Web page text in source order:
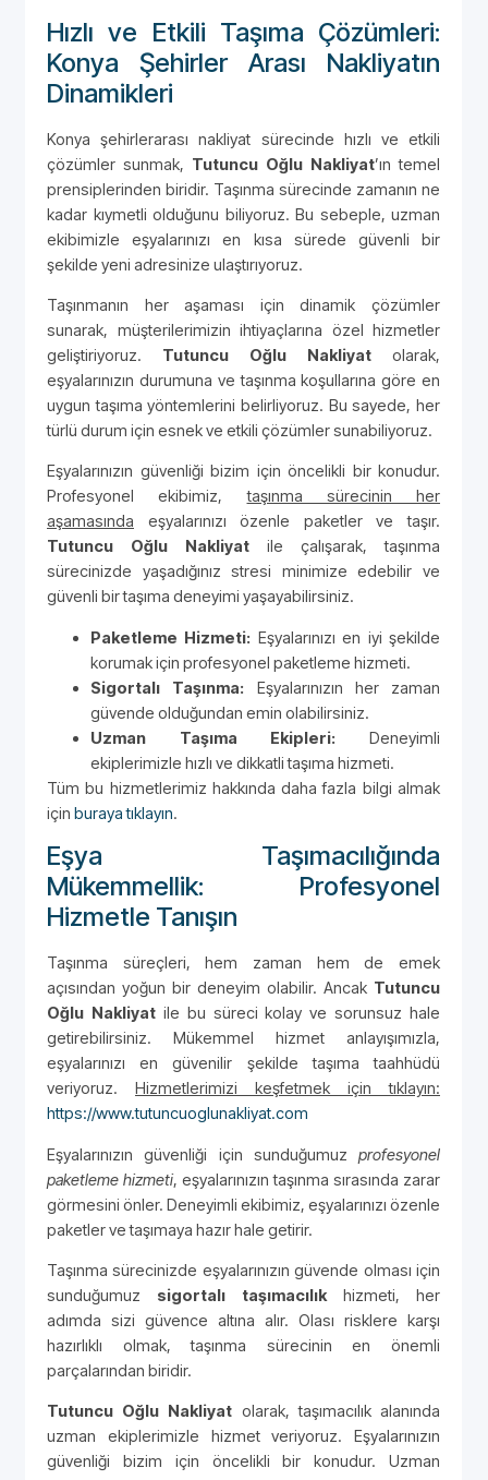
Hızlı ve Etkili Taşıma Çözümleri:
Konya Şehirler Arası Nakliyatın
Dinamikleri
Konya şehirlerarası nakliyat sürecinde hızlı ve etkili
çözümler sunmak, Tutuncu Oğlu Nakliyat’ın temel
prensiplerinden biridir. Taşınma sürecinde zamanın ne
kadar kıymetli olduğunu biliyoruz. Bu sebeple, uzman
ekibimizle eşyalarınızı en kısa sürede güvenli bir
şekilde yeni adresinize ulaştırıyoruz.
Taşınmanın her aşaması için dinamik çözümler
sunarak, müşterilerimizin ihtiyaçlarına özel hizmetler
geliştiriyoruz. Tutuncu Oğlu Nakliyat olarak,
eşyalarınızın durumuna ve taşınma koşullarına göre en
uygun taşıma yöntemlerini belirliyoruz. Bu sayede, her
türlü durum için esnek ve etkili çözümler sunabiliyoruz.
Eşyalarınızın güvenliği bizim için öncelikli bir konudur.
Profesyonel ekibimiz,taşınma sürecinin her
aşamasında eşyalarınızı özenle paketler ve taşır.
Tutuncu Oğlu Nakliyat ile çalışarak, taşınma
sürecinizde yaşadığınız stresi minimize edebilir ve
güvenli bir taşıma deneyimi yaşayabilirsiniz.
Paketleme Hizmeti: Eşyalarınızı en iyi şekilde
korumak için profesyonel paketleme hizmeti.
Sigortalı Taşınma: Eşyalarınızın her zaman
güvende olduğundan emin olabilirsiniz.
Uzman Taşıma Ekipleri: Deneyimli
ekiplerimizle hızlı ve dikkatli taşıma hizmeti.
Tüm bu hizmetlerimiz hakkında daha fazla bilgi almak
için buraya tıklayın.
Eşya Taşımacılığında
Mükemmellik: Profesyonel
Hizmetle Tanışın
Taşınma süreçleri, hem zaman hem de emek
açısından yoğun bir deneyim olabilir. Ancak Tutuncu
Oğlu Nakliyatile bu süreci kolay ve sorunsuz hale
getirebilirsiniz. Mükemmel hizmet anlayışımızla,
eşyalarınızı en güvenilir şekilde taşıma taahhüdü
veriyoruz. Hizmetlerimizi keşfetmek için tıklayın:
https://www.tutuncuoglunakliyat.com
Eşyalarınızın güvenliği için sunduğumuz profesyonel
paketleme hizmeti, eşyalarınızın taşınma sırasında zarar
görmesini önler. Deneyimli ekibimiz, eşyalarınızı özenle
paketler ve taşımaya hazır hale getirir.
Taşınma sürecinizde eşyalarınızın güvende olması için
sunduğumuz sigortalı taşımacılık hizmeti, her
adımda sizi güvence altına alır. Olası risklere karşı
hazırlıklı olmak, taşınma sürecinin en önemli
parçalarından biridir.
Tutuncu Oğlu Nakliyat olarak, taşımacılık alanında
uzman ekiplerimizle hizmet veriyoruz. Eşyalarınızın
güvenliği bizim için öncelikli bir konudur. Uzman